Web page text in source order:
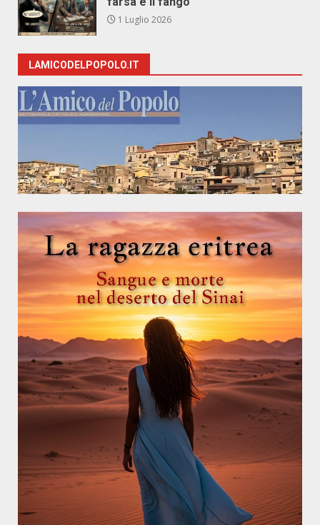
1 Luglio 2026
LAMICODELPOPOLO.IT